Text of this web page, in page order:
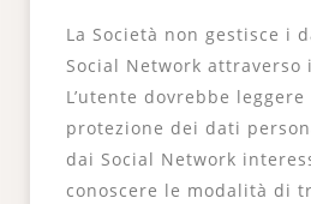
La Società non gestisce i
Social Network attraverso
L’utente dovrebbe
protezione dei dati
dai Social Network
conoscere le modalità di